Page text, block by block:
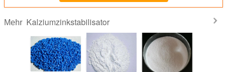
Mehr Kalziumzinkstabilisator